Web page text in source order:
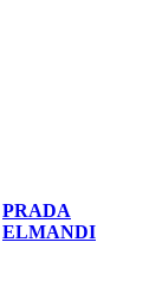
PRADA
ELMANDI